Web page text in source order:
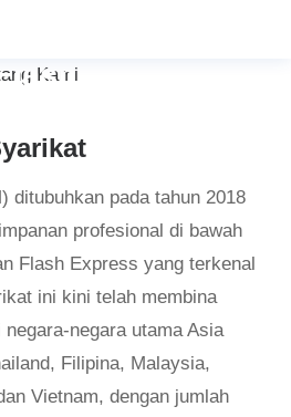
Fulfillment
ditubuhkan pada tahun 2018
profesional di bawah
Flash Express yang terkenal
ini kini telah membina
negara utama Asia
Filipina, Malaysia,
Vietnam, dengan jumlah